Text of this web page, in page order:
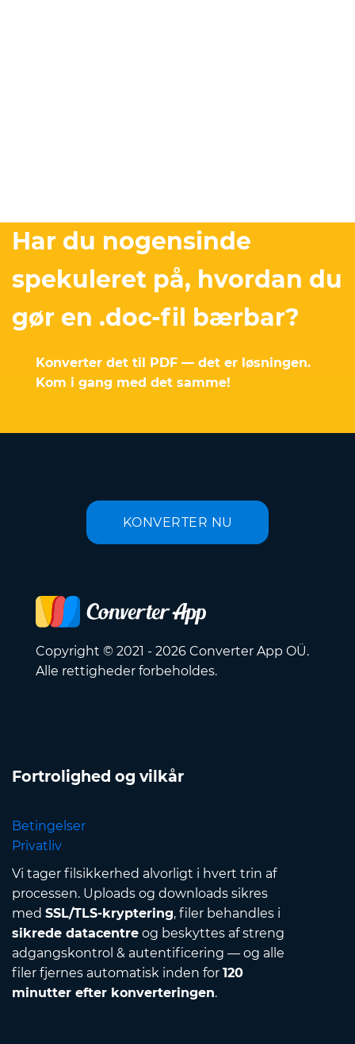
Har du nogensinde
spekuleret på, hvordan du
gør en .doc-fil bærbar?
Konverter det til PDF — det er løsningen.
Kom i gang med det samme!
KONVERTER NU
Copyright © 2021 - 2026 Converter App OÜ.
Alle rettigheder forbeholdes.
Fortrolighed og vilkår
Betingelser
Privatliv
Vi tager filsikkerhed alvorligt i hvert trin af
processen. Uploads og downloads sikres
med SSL/TLS-kryptering, filer behandles i
sikrede datacentre og beskyttes af streng
adgangskontrol & autentificering — og alle
filer fjernes automatisk inden for 120
minutter efter konverteringen.